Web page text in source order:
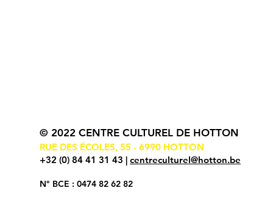
© 2022 CENTRE CULTUREL DE HOTTON
RUE DES ÉCOLES, 55 - 6990 HOTTON
+32 (0) 84 41 31 43 | centreculturel@hotton.be
N° BCE : 0474 82 62 82